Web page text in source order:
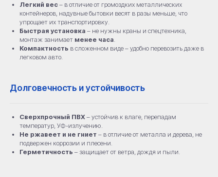
Легкий вес– в отличие от громоздких металлических
контейнеров, надувные бытовки весят в разы меньше, что
упрощает их транспортировку.
Быстрая установка – не нужны краны и спецтехника,
монтаж занимает менее часа
Компактность в сложенном виде – удобно перевозить даже в
легковом авто.
Долговечность и устойчивость
Сверхпрочный ПВХ– устойчив к влаге, перепадам
температур, УФ-излучению.
Не ржавеет и не гниет – в отличие от металла и дерева, не
подвержен коррозии и плесени.
Герметичность – защищает от ветра, дождя и пыли.